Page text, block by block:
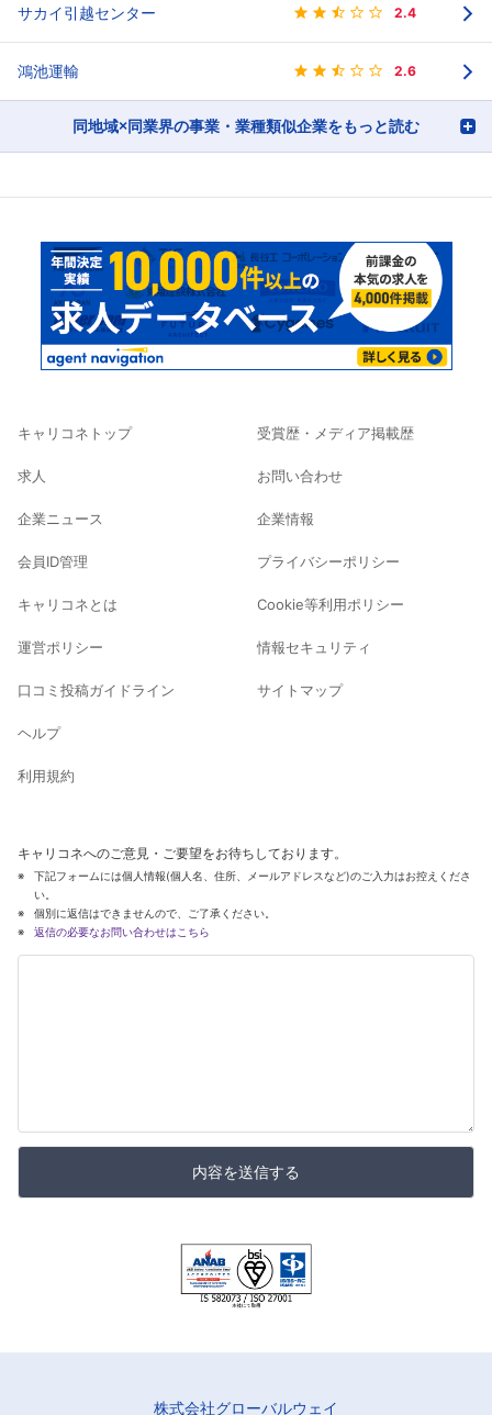
サカイ引越センター 2.4
鴻池運輸 2.6
同地域×同業界の事業・業種類似企業をもっと読む
キャリコネトップ
求人
企業ニュース
会員ID管理
キャリコネとは
運営ポリシー
口コミ投稿ガイドライン
ヘルプ
利用規約
受賞歴・メディア掲載歴
お問い合わせ
企業情報
プライバシーポリシー
Cookie等利用ポリシー
情報セキュリティ
サイトマップ
キャリコネへのご意見・ご要望をお待ちしております。
下記フォームには個人情報(個人名、住所、メールアドレスなど)のご入力はお控えくださ
い。
個別に返信はできませんので、ご了承ください。
返信の必要なお問い合わせはこちら
内容を送信する
株式会社グローバルウェイ